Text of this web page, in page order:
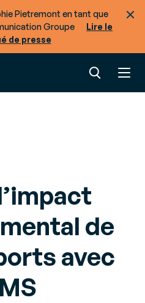
Pietremont en tant que
Groupe
Lire le
de presse
de
avec